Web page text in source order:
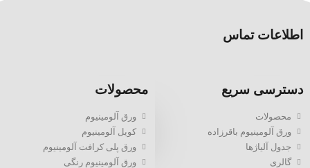
اطلاعات تماس
دسترسی سریع
محصولات
ورق آلومینیوم باقرزاده
جدول آلیاژها
گالری
محصولات
ورق آلومینیوم
کویل آلومینیوم
ورق پلی کرافت آلومینیوم
ورق آلومینیوم رنگی